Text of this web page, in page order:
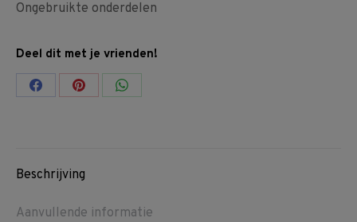
Ongebruikte onderdelen
Deel dit met je vrienden!
Share Share Share
Beschrijving
Aanvullende informatie